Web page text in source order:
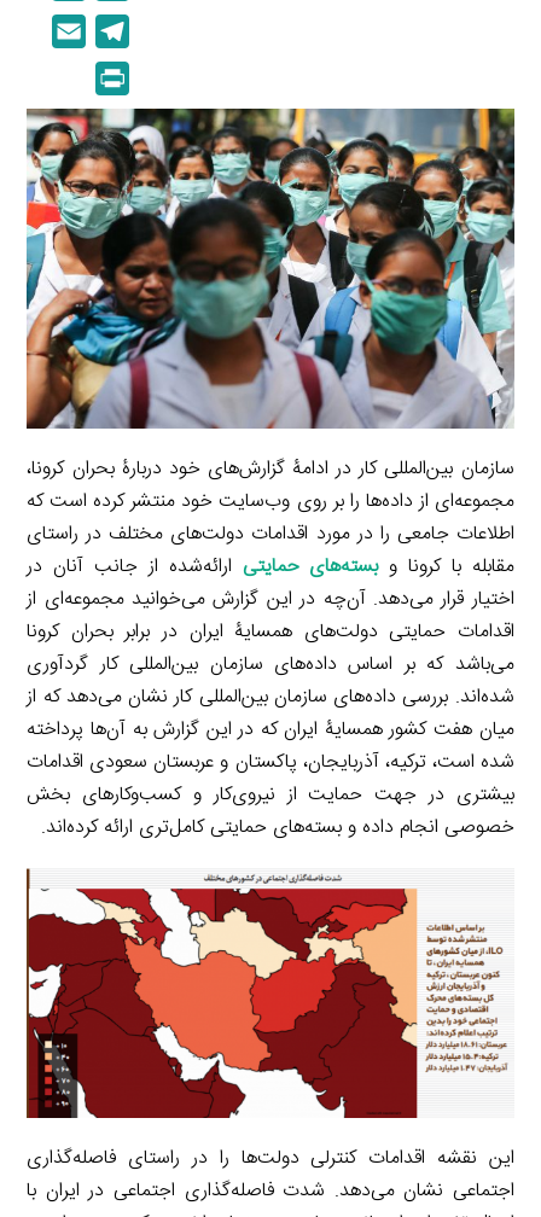
o
p
y
L
i
n
k
i
n
e
d
I
n
e
l
e
g
r
a
m
i
l
r
i
n
t
سازمان بین‌المللی کار در ادامۀ گزارش‌های خود دربارۀ بحران کرونا،
مجموعه‌ای از داده‌ها را بر روی وب‌سایت خود منتشر کرده است که
اطلاعات جامعی را در مورد اقدامات دولت‌های مختلف در راستای
مقابله با کرونا وبسته‌های حمایتی ارائه‌شده از جانب آنان در
اختیار قرار می‌دهد. آن‌چه در این گزارش می‌خوانید مجموعه‌ای از
اقدامات حمایتی دولت‌های همسایۀ ایران در برابر بحران کرونا
می‌باشد که بر اساس داده‌های سازمان بین‌المللی کار گردآوری
شده‌اند. بررسی داده‌های سازمان بین‌المللی کار نشان می‌دهد که از
میان هفت کشور همسایۀ ایران که در این گزارش به آن‌ها پرداخته
شده است، ترکیه، آذربایجان، پاکستان و عربستان سعودی اقدامات
بیشتری در جهت حمایت از نیروی‌کار و کسب‌وکارهای بخش
خصوصی انجام داده و بسته‌های حمایتی کامل‌تری ارائه کرده‌اند.
این نقشه اقدامات کنترلی دولت‌ها را در راستای فاصله‌گذاری
اجتماعی نشان می‌دهد. شدت فاصله‌گذاری اجتماعی در ایران با